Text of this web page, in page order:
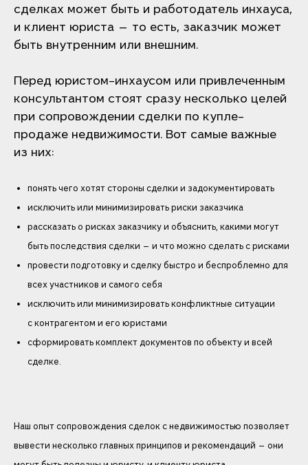
сделках может быть и работодатель инхауса,
и клиент юриста — то есть, заказчик может
быть внутренним или внешним.
Перед юристом-инхаусом или привлеченным
консультантом стоят сразу несколько целей
при сопровождении сделки по купле-
продаже недвижимости. Вот самые важные
из них:
понять чего хотят стороны сделки и задокументировать
исключить или минимизировать риски заказчика
рассказать о рисках заказчику и объяснить, какими могут
быть последствия сделки — и что можно сделать с рисками
провести подготовку и сделку быстро и беспроблемно для
всех участников и самого себя
исключить или минимизировать конфликтные ситуации
с контрагентом и его юристами
сформировать комплект документов по объекту и всей
сделке.
Наш опыт сопровождения сделок с недвижимостью позволяет
вывести несколько главных принципов и рекомендаций — они